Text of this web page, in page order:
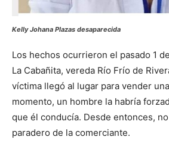
Kelly Johana Plazas desaparecida
Los hechos ocurrieron el pasado 1
La Cabañita, vereda Río Frío de
víctima llegó al lugar para vender
momento, un hombre la habría
que él conducía. Desde entonces,
paradero de la comerciante.